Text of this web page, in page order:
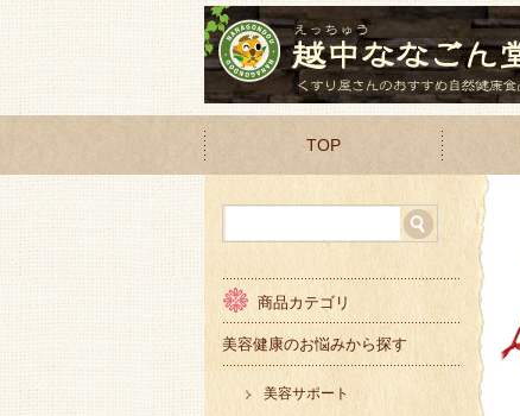
TOP
商品カテゴリ
美容健康のお悩みから探す
美容サポート